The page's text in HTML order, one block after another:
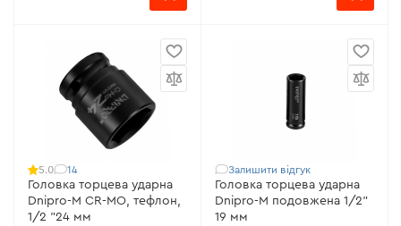
5.0 14
Головка торцева ударна
Dnipro-M CR-MO, тефлон,
1/2 "24 мм
Залишити відгук
Головка торцева ударна
Dnipro-M подовжена 1/2"
19 мм